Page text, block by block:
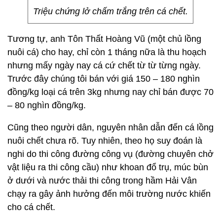
Triệu chứng lở chấm trắng trên cá chết.
Tương tự, anh Tôn Thất Hoàng Vũ (một chủ lồng
nuôi cá) cho hay, chỉ còn 1 tháng nữa là thu hoạch
nhưng mấy ngày nay cá cứ chết từ từ từng ngày.
Trước đây chúng tôi bán với giá 150 – 180 nghìn
đồng/kg loại cá trên 3kg nhưng nay chỉ bán được 70
– 80 nghìn đồng/kg.
Cũng theo người dân, nguyên nhân dẫn đến cá lồng
nuôi chết chưa rõ. Tuy nhiên, theo họ suy đoán là
nghi do thi công đường công vụ (đường chuyên chở
vật liệu ra thi công cầu) như khoan đổ trụ, múc bùn
ở dưới và nước thải thi công trong hầm Hải Vân
chạy ra gây ảnh hưởng đến môi trường nước khiến
cho cá chết.